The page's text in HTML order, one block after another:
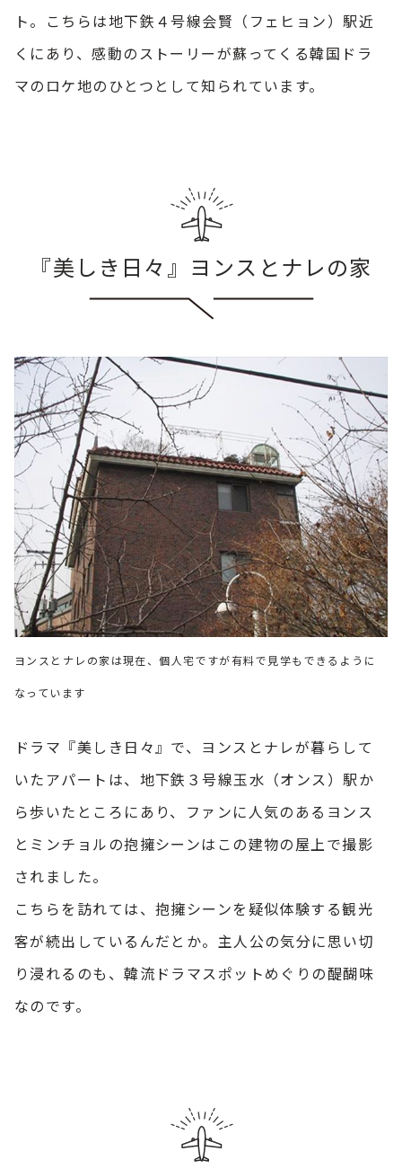
ト。こちらは地下鉄４号線会賢（フェヒョン）駅近
くにあり、感動のストーリーが蘇ってくる韓国ドラ
マのロケ地のひとつとして知られています。
『美しき日々』ヨンスとナレの家
ヨンスとナレの家は現在、個人宅ですが有料で見学もできるように
なっています
ドラマ『美しき日々』で、ヨンスとナレが暮らして
いたアパートは、地下鉄３号線玉水（オンス）駅か
ら歩いたところにあり、ファンに人気のあるヨンス
とミンチョルの抱擁シーンはこの建物の屋上で撮影
されました。
こちらを訪れては、抱擁シーンを疑似体験する観光
客が続出しているんだとか。主人公の気分に思い切
り浸れるのも、韓流ドラマスポットめぐりの醍醐味
なのです。